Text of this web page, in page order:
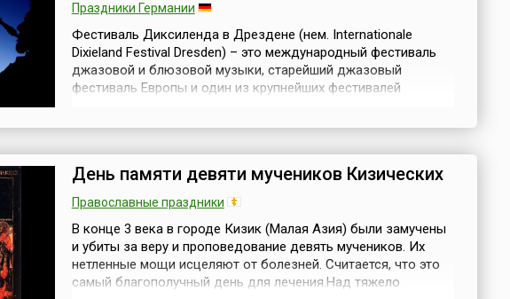
Праздники Германии
Фестиваль Диксиленда в Дрездене (нем. Internationale
Dixieland Festival Dresden) – это международный фестиваль
джазовой и блюзовой музыки, старейший джазовый
фестиваль Европы и один из крупнейших фестивалей
архитектурным наследием. Но ест...
День памяти девяти мучеников Кизических
Православные праздники
В конце 3 века в городе Кизик (Малая Азия) были замучены
и убиты за веру и проповедование девять мучеников. Их
нетленные мощи исцеляют от болезней. Считается, что это
самый благополучный день для лечения.Над тяжело